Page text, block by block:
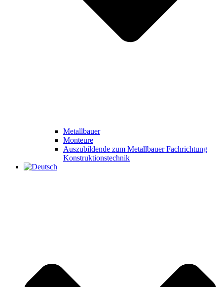
Metallbauer
Monteure
Auszubildende zum Metallbauer Fachrichtung
Konstruktionstechnik